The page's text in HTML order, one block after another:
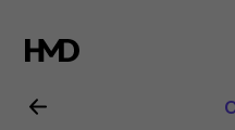
Hướng
dẫn